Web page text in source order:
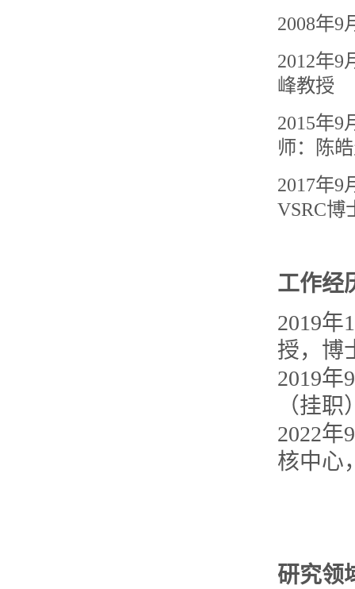
2008年9
2012年9
峰教授
2015年9
师：陈
2017年9
VSRC博
工作经
2019年
授，博
2019年
（挂职
2022年
核中心
研究领